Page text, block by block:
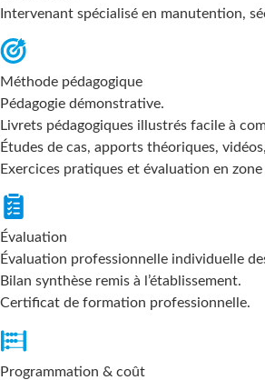
Intervenant spécialisé en manutention,
Méthode pédagogique
Pédagogie démonstrative.
Livrets pédagogiques illustrés facile à
Études de cas, apports théoriques,
Exercices pratiques et évaluation en
Évaluation
Évaluation professionnelle individuelle
Bilan synthèse remis à l’établissement.
Certificat de formation professionnelle.
Programmation & coût